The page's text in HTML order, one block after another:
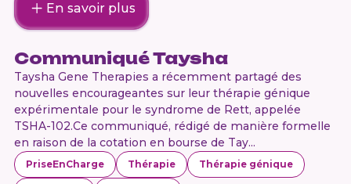
En savoir plus
Communiqué Taysha
Taysha Gene Therapies a récemment partagé des
nouvelles encourageantes sur leur thérapie génique
expérimentale pour le syndrome de Rett, appelée
TSHA-102.Ce communiqué, rédigé de manière formelle
en raison de la cotation en bourse de Tay...
PriseEnCharge Thérapie Thérapie génique